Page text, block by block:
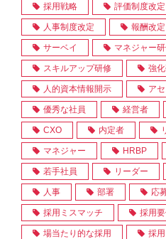
採用戦略 評価制度改定
人事制度改定 報酬改定
サーベイ マネジャー
スキルアップ研修 強
人的資本情報開示 ア
優秀な社員 経営者
CXO 内定者
マネジャー HRBP
若手社員 リーダー
人事 部署 応
採用ミスマッチ 採用
場当たり的な採用 採